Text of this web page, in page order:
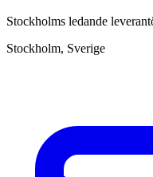
Stockholms ledande
Stockholm, Sverige